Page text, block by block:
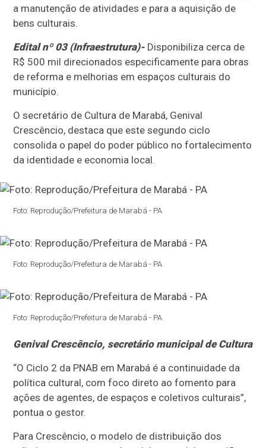
a manutenção de atividades e para a aquisição de
bens culturais.
Edital nº 03 (Infraestrutura)- Disponibiliza cerca de
R$ 500 mil direcionados especificamente para obras
de reforma e melhorias em espaços culturais do
município.
O secretário de Cultura de Marabá, Genival
Crescêncio, destaca que este segundo ciclo
consolida o papel do poder público no fortalecimento
da identidade e economia local.
Foto: Reprodução/Prefeitura de Marabá - PA
Foto: Reprodução/Prefeitura de Marabá - PA
Foto: Reprodução/Prefeitura de Marabá - PA
Genival Crescêncio, secretário municipal de Cultura
“O Ciclo 2 da PNAB em Marabá é a continuidade da
política cultural, com foco direto ao fomento para
ações de agentes, de espaços e coletivos culturais”,
pontua o gestor.
Para Crescêncio, o modelo de distribuição dos